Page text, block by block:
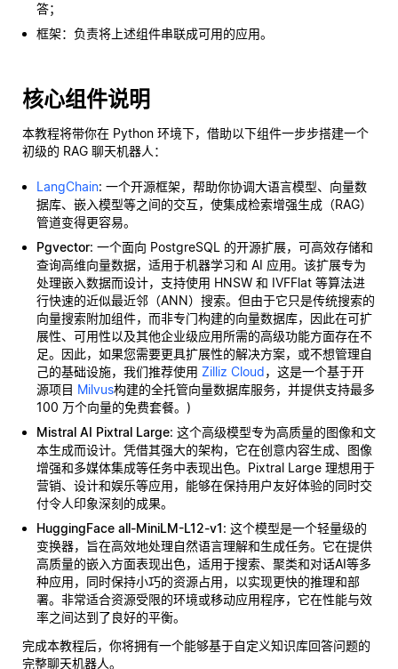
答；
框架：负责将上述组件串联成可用的应用。
核心组件说明
本教程将带你在 Python 环境下，借助以下组件一步步搭建一个
初级的 RAG 聊天机器人：
LangChain: 一个开源框架，帮助你协调大语言模型、向量数
据库、嵌入模型等之间的交互，使集成检索增强生成（RAG）
管道变得更容易。
Pgvector: 一个面向 PostgreSQL 的开源扩展，可高效存储和
查询高维向量数据，适用于机器学习和 AI 应用。该扩展专为
处理嵌入数据而设计，支持使用 HNSW 和 IVFFlat 等算法进
行快速的近似最近邻（ANN）搜索。但由于它只是传统搜索的
向量搜索附加组件，而非专门构建的向量数据库，因此在可扩
展性、可用性以及其他企业级应用所需的高级功能方面存在不
足。因此，如果您需要更具扩展性的解决方案，或不想管理自
己的基础设施，我们推荐使用 Zilliz Cloud，这是一个基于开
源项目 Milvus构建的全托管向量数据库服务，并提供支持最多
100 万个向量的免费套餐。)
Mistral AI Pixtral Large: 这个高级模型专为高质量的图像和文
本生成而设计。凭借其强大的架构，它在创意内容生成、图像
增强和多媒体集成等任务中表现出色。Pixtral Large 理想用于
营销、设计和娱乐等应用，能够在保持用户友好体验的同时交
付令人印象深刻的成果。
HuggingFace all-MiniLM-L12-v1: 这个模型是一个轻量级的
变换器，旨在高效地处理自然语言理解和生成任务。它在提供
高质量的嵌入方面表现出色，适用于搜索、聚类和对话AI等多
种应用，同时保持小巧的资源占用，以实现更快的推理和部
署。非常适合资源受限的环境或移动应用程序，它在性能与效
率之间达到了良好的平衡。
完成本教程后，你将拥有一个能够基于自定义知识库回答问题的
完整聊天机器人。